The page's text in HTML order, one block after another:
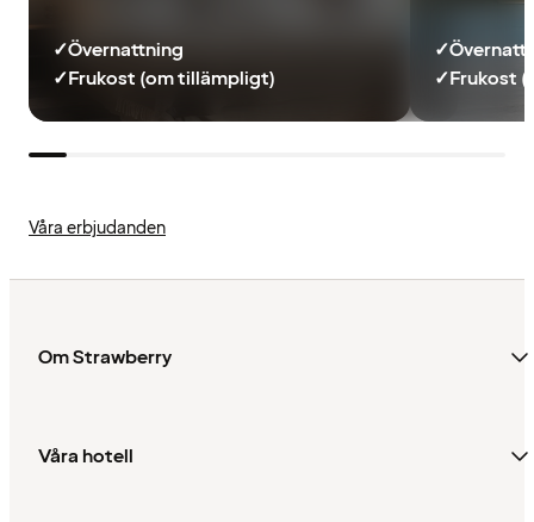
✓Övernattning
✓Frukost (om tillämpligt)
✓
✓Frukost
Våra erbjudanden
Om Strawberry
Våra hotell